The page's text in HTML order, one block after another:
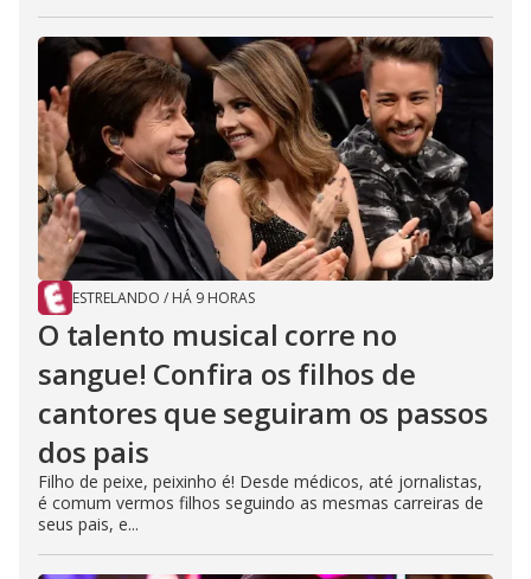
ESTRELANDO / HÁ 9 HORAS
O talento musical corre no
sangue! Confira os filhos de
cantores que seguiram os passos
dos pais
Filho de peixe, peixinho é! Desde médicos, até jornalistas,
é comum vermos filhos seguindo as mesmas carreiras de
seus pais, e...